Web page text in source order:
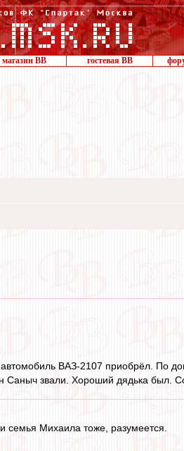
магазин ВВ гостевая ВВ
ВАЗ-2107 приобрёл. По
звали. Хороший дядька был.
семья Михаила тоже, разумеется.